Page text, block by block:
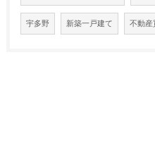
宇多野 新築一戸建て 不動産